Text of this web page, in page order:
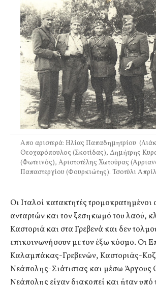
Απο αριστερά: Ηλίας Παπαδημητρίου
Θεοχαρόπουλος (Σκοτίδας), Δημήτρης
(Φωτεινός), Αριστοτέλης Χωτούρας
Παπαστεργίου (Φουρκιώτης). Τσοτύλι
Οι Ιταλοί κατακτητές
ανταρτών και τον ξεσηκωμό του λαού,
Καστοριά και στα Γρεβενά και δεν
επικοινωνήσουν με τον έξω κόσμο. Οι
Καλαμπάκας-Γρεβενών, Καστοριάς-
Νεάπολης-Σιάτιστας και μέσω Άργους
Νεάπολης είχαν διακοπεί και ήταν υπό